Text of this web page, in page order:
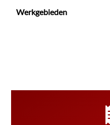
Werkgebieden